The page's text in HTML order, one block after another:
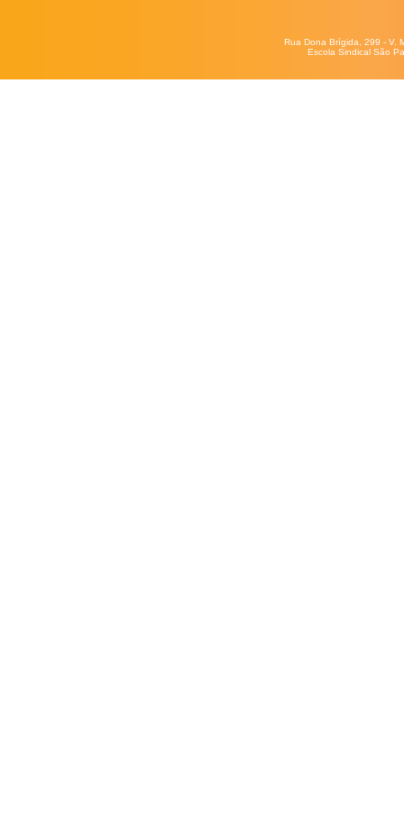
Rua Dona Brígida, 299 - V.
Escola Sindical São